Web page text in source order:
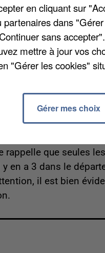
La forêt commence
National des
mais
marne-pins-
année cette fête
de protection de
rappelle que seules
en a 3 dans le
il est bien
en cliquant sur
partenaires dans
sans
mettre à jour vos
"Gérer les cookies"
Gérer mes choix